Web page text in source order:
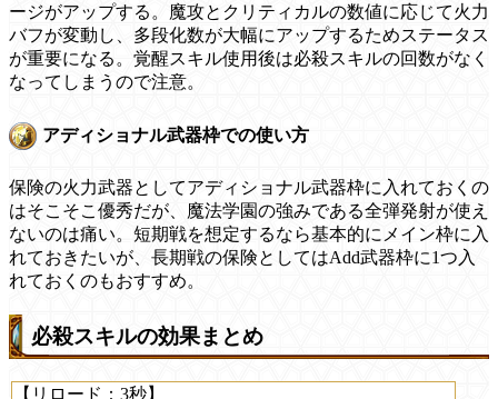
ージがアップする。魔攻とクリティカルの数値に応じて火力
バフが変動し、多段化数が大幅にアップするためステータス
が重要になる。覚醒スキル使用後は必殺スキルの回数がなく
なってしまうので注意。
アディショナル武器枠での使い方
保険の火力武器としてアディショナル武器枠に入れておくの
はそこそこ優秀だが、魔法学園の強みである全弾発射が使え
ないのは痛い。短期戦を想定するなら基本的にメイン枠に入
れておきたいが、長期戦の保険としてはAdd武器枠に1つ入
れておくのもおすすめ。
必殺スキルの効果まとめ
【リロード：3秒】